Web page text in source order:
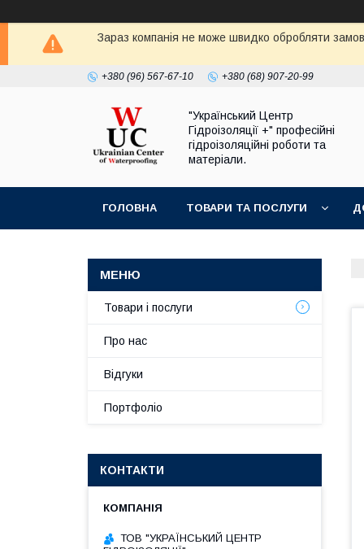
Зараз компанія не може швидко обробляти
+380 (96) 567-67-10 +380 (68) 907-20-99
"Український Центр
Гідроізоляції +" професійні
гідроізоляційні роботи та
матеріали.
ГОЛОВНА ТОВАРИ ТА ПОСЛУГИ
Товари і послуги
Про нас
Відгуки
Портфоліо
КОНТАКТИ
ТОВ "УКРАЇНСЬКИЙ ЦЕНТР